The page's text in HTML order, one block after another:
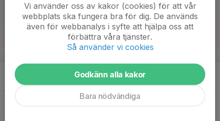
19:00
Söndagsklubben
Hemlingborg
20
Mån
Vi använder oss av kakor (cookies) för att vår
webbplats ska fungera bra för dig. De används
även för webbanalys i syfte att hjälpa oss att
förbättra våra tjänster.
Så använder vi cookies
Godkänn alla kakor
Bara nödvändiga